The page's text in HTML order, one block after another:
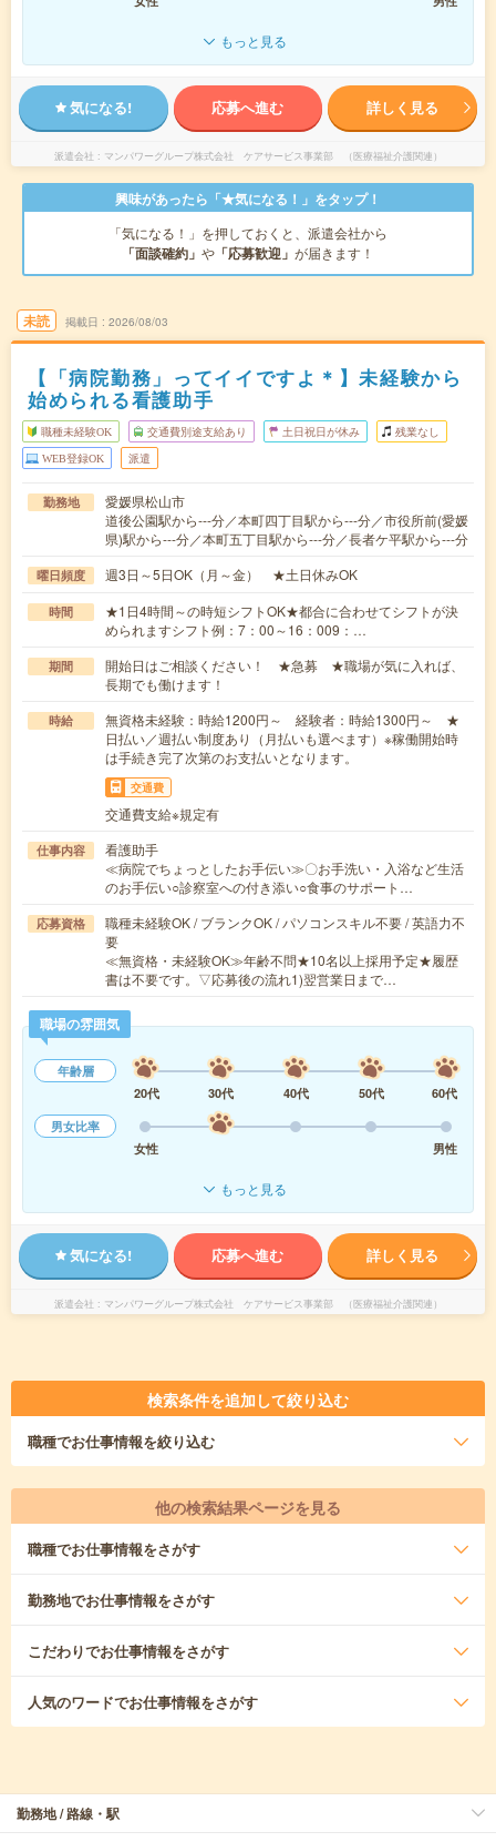
もっと見る
気になる! 応募へ進む 詳しく見る
派遣会社 マンパワーグループ株式会社 ケアサービス事業部 （医療福祉介護関連）
興味があったら「★気になる！」をタップ！
「気になる！」を押しておくと、派遣会社から
「面談確約」 や 「応募歓迎」 が届きます！
未読 掲載日 2026/08/03
【「病院勤務」ってイイですよ＊】未経験から
始められる看護助手
職種未経験OK 交通費別途支給あり 土日祝日が休み 残業なし
WEB登録OK 派遣
勤務地
愛媛県松山市
道後公園駅から---分／本町四丁目駅から---分／市役所前(愛媛
県)駅から---分／本町五丁目駅から---分／長者ケ平駅から---分
曜日頻度 週3日～5日OK（月～金） ★土日休みOK
時間
★1日4時間～の時短シフトOK★都合に合わせてシフトが決
められますシフト例：7：00～16：009：…
期間
開始日はご相談ください！ ★急募 ★職場が気に入れば、
長期でも働けます！
時給
無資格未経験：時給1200円～ 経験者：時給1300円～ ★
日払い／週払い制度あり（月払いも選べます）※稼働開始時
は手続き完了次第のお支払いとなります。
交通費
交通費支給※規定有
仕事内容
看護助手
≪病院でちょっとしたお手伝い≫〇お手洗い・入浴など生活
のお手伝い○診察室への付き添い○食事のサポート…
応募資格
職種未経験OK / ブランクOK / パソコンスキル不要 / 英語力不
要
≪無資格・未経験OK≫年齢不問★10名以上採用予定★履歴
書は不要です。▽応募後の流れ1)翌営業日まで…
職場の雰囲気
年齢層
20代
30代 40代 50代
60代
男女比率
女性
男性
もっと見る
気になる! 応募へ進む 詳しく見る
派遣会社 マンパワーグループ株式会社 ケアサービス事業部 （医療福祉介護関連）
検索条件を追加して絞り込む
職種でお仕事情報を絞り込む
他の検索結果ページを見る
職種でお仕事情報をさがす
勤務地でお仕事情報をさがす
こだわりでお仕事情報をさがす
人気のワードでお仕事情報をさがす
勤務地 / 路線・駅